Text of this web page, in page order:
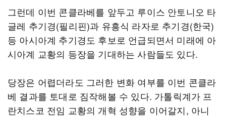
그런데 이번 콘클라베를 앞두고 루이스 안토니오 타
글레 추기경(필리핀)과 유흥식 라자로 추기경(한국)
등 아시아계 추기경도 후보로 언급되면서 미래에 아
시아계 교황의 등장을 기대하는 사람들도 있다.
당장은 어렵더라도 그러한 변화 여부를 이번 콘클라
베 결과를 토대로 짐작해볼 수 있다. 가톨릭계가 프
란치스코 전임 교황의 개혁 성향을 이어갈지, 아니